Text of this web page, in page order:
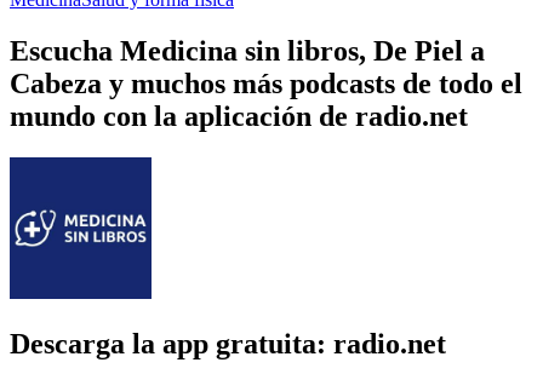
Escucha Medicina sin libros, De Piel a
Cabeza y muchos más podcasts de todo el
mundo con la aplicación de radio.net
Descarga la app gratuita: radio.net